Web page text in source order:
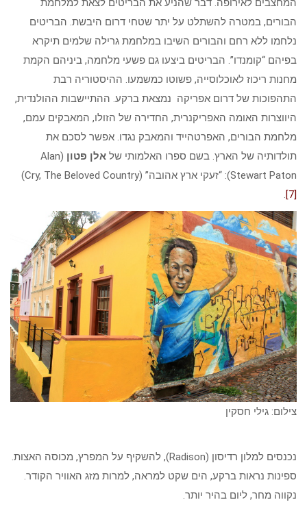
המחצבים לאירופה. דבר שהניע את הבריטים לצאת למלחמת
הבורים, במטרה להשתלט על יתר שטחי דרום היבשת. הבריטים
נלחמו ללא רחם והבורים השיבו במלחמת גרילה שלמים תיקרא
בפיהם “קומנדו”. הבריטים ביצעו גם פשעי מלחמה, ביניהם הקמת
מחנות ריכוז לאוכלוסייה, פשוטו כמשמעו. ההיסטוריה רבת
התהפוכות של דרום אפריקה נמצאת ברקע. ההתיישבות ההולנדית,
היווצרות האומה האפריקנרית, החדירה של הזולו, המאבקים עמם,
מלחמת הבורים, האפרטהייד והמאבק נגדו. אפשר לסכם את
תולדותיה של הארץ. בשם ספרו האלמותי של אלן פטון
(Alan
Stewart Paton): “זעקי ארץ אהובה” (Cry, The Beloved Country)
[7]
.
צילום: גילי חסקין
נכנסים למלון רדיסון (Radison), להשקיף על המפרץ, מכוסה האצות.
ספינות נראות ברקע, הים שקט למראה, למרות מזג האוויר הקודר.
נקווה מחר, ליום בהיר יותר.